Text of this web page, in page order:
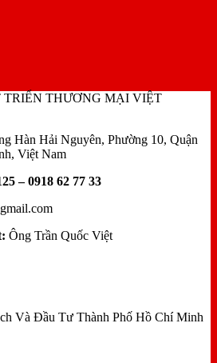
THƯƠNG MẠI VIỆT
Hàn Hải Nguyên, Phường 10, Quận
Việt Nam
– 0918 62 77 33
Ông Trần Quốc Việt
Và Đầu Tư Thành Phố Hồ Chí Minh